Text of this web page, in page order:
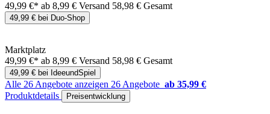
49,99 €* ab 8,99 € Versand 58,98 € Gesamt
49,99 € bei Duo-Shop
Marktplatz
49,99 €* ab 8,99 € Versand 58,98 € Gesamt
49,99 € bei IdeeundSpiel
Alle 26 Angebote anzeigen 26 Angebote ab 35,99 €
Produktdetails
Preisentwicklung